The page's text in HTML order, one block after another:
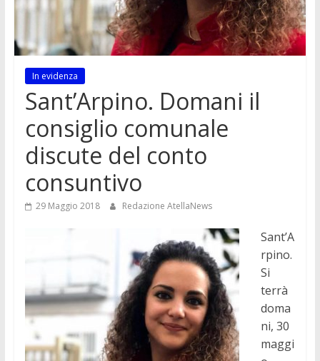
In evidenza
Sant’Arpino. Domani il
consiglio comunale
discute del conto
consuntivo
29 Maggio 2018 Redazione AtellaNews
Sant’A
rpino.
Si
terrà
doma
ni, 30
maggi